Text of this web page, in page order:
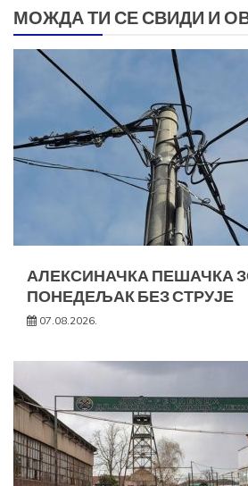
МОЖДА ТИ СЕ СВИДИ И
АЛЕКСИНАЧКА ПЕШАЧКА
ПОНЕДЕЉАК БЕЗ СТРУЈЕ
07.08.2026.